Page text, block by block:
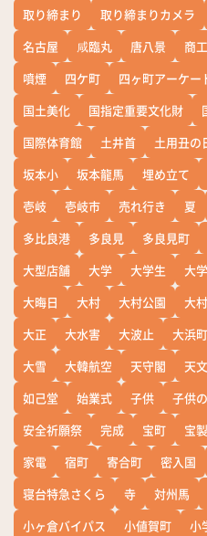
取り締まり
取り締まりカメラ
名古屋
咸臨丸 唐八景 商
噴煙
四ケ町 四ヶ町アーケー
国土美化
国指定重要文化財
国際体育館
土井首 土用丑の
坂本小
坂本龍馬 埋め立て
壱岐
壱岐市 売れ行き 夏
多比良港
多良見 多良見町
大型店舗
大学 大学生 大
大晦日
大村 大村公園 大
大正
大水害 大波止 大浜町
大雪
大韓航空 天守閣 天
如己堂
始業式 子供 子供
安全祈願祭
完成 宝町 宝
家電
宿町 寄合町 密入国
寝台特急さくら
寺 対州馬
小ヶ倉バイパス
小値賀町 小